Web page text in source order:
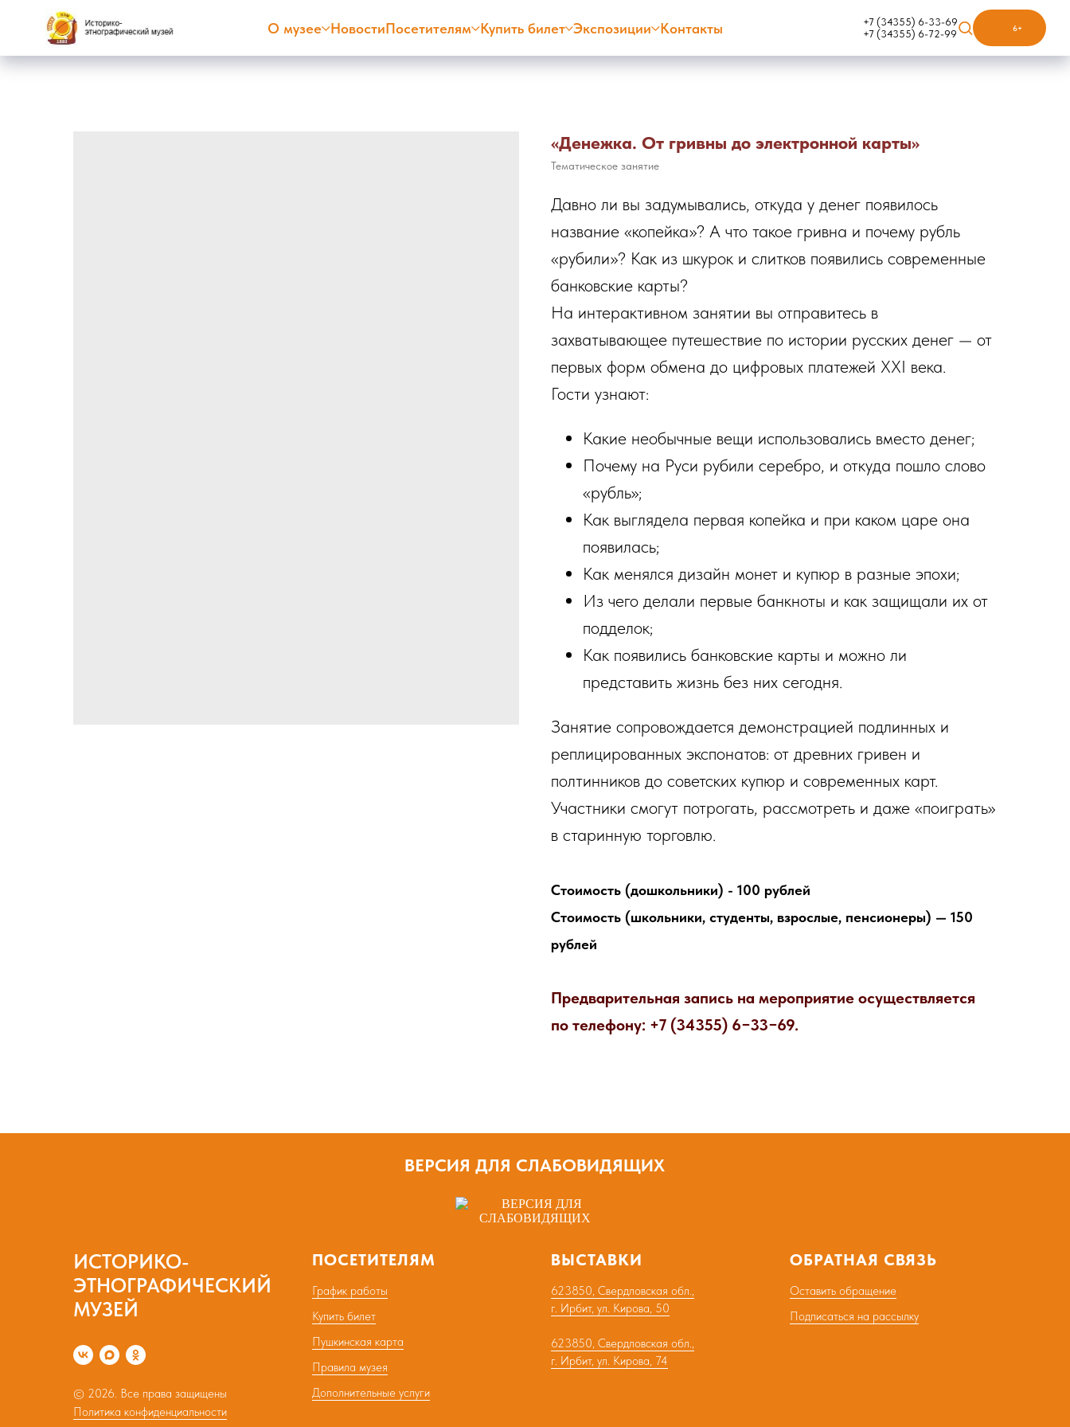
О музее НовостиПосетителям Купить билет Экспозиции Контакты
+7 (34355) 6-33-69
+7 (34355) 6-72-99
6+
«Денежка. От гривны до электронной карты»
Тематическое занятие
Давно ли вы задумывались, откуда у денег появилось
название «копейка»? А что такое гривна и почему рубль
«рубили»? Как из шкурок и слитков появились современные
банковские карты?
На интерактивном занятии вы отправитесь в
захватывающее путешествие по истории русских денег — от
первых форм обмена до цифровых платежей XXI века.
Гости узнают:
Какие необычные вещи использовались вместо денег;
Почему на Руси рубили серебро, и откуда пошло слово
«рубль»;
Как выглядела первая копейка и при каком царе она
появилась;
Как менялся дизайн монет и купюр в разные эпохи;
Из чего делали первые банкноты и как защищали их от
подделок;
Как появились банковские карты и можно ли
представить жизнь без них сегодня.
Занятие сопровождается демонстрацией подлинных и
реплицированных экспонатов: от древних гривен и
полтинников до советских купюр и современных карт.
Участники смогут потрогать, рассмотреть и даже «поиграть»
в старинную торговлю.
Стоимость (дошкольники) - 100 рублей
Стоимость (школьники, студенты, взрослые, пенсионеры) — 150
рублей
Предварительная запись на мероприятие осуществляется
по телефону: +7 (34355) 6−33−69.
ВЕРСИЯ ДЛЯ СЛАБОВИДЯЩИХ
ИСТОРИКО-
ЭТНОГРАФИЧЕСКИЙ
МУЗЕЙ
© 2026. Все права защищены
Политика конфиденциальности
ПОСЕТИТЕЛЯМ
График работы
Купить билет
Пушкинская карта
Правила музея
Дополнительные услуги
ВЫСТАВКИ
623850, Свердловская обл.,
г. Ирбит, ул. Кирова, 50
623850, Свердловская обл.,
г. Ирбит, ул. Кирова, 74
ОБРАТНАЯ СВЯЗЬ
Оставить обращение
Подписаться на рассылку